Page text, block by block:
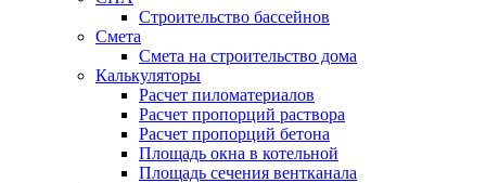
Строительство бассейнов
Смета
Смета на строительство дома
Калькуляторы
Расчет пиломатериалов
Расчет пропорций раствора
Расчет пропорций бетона
Площадь окна в котельной
Площадь сечения вентканала